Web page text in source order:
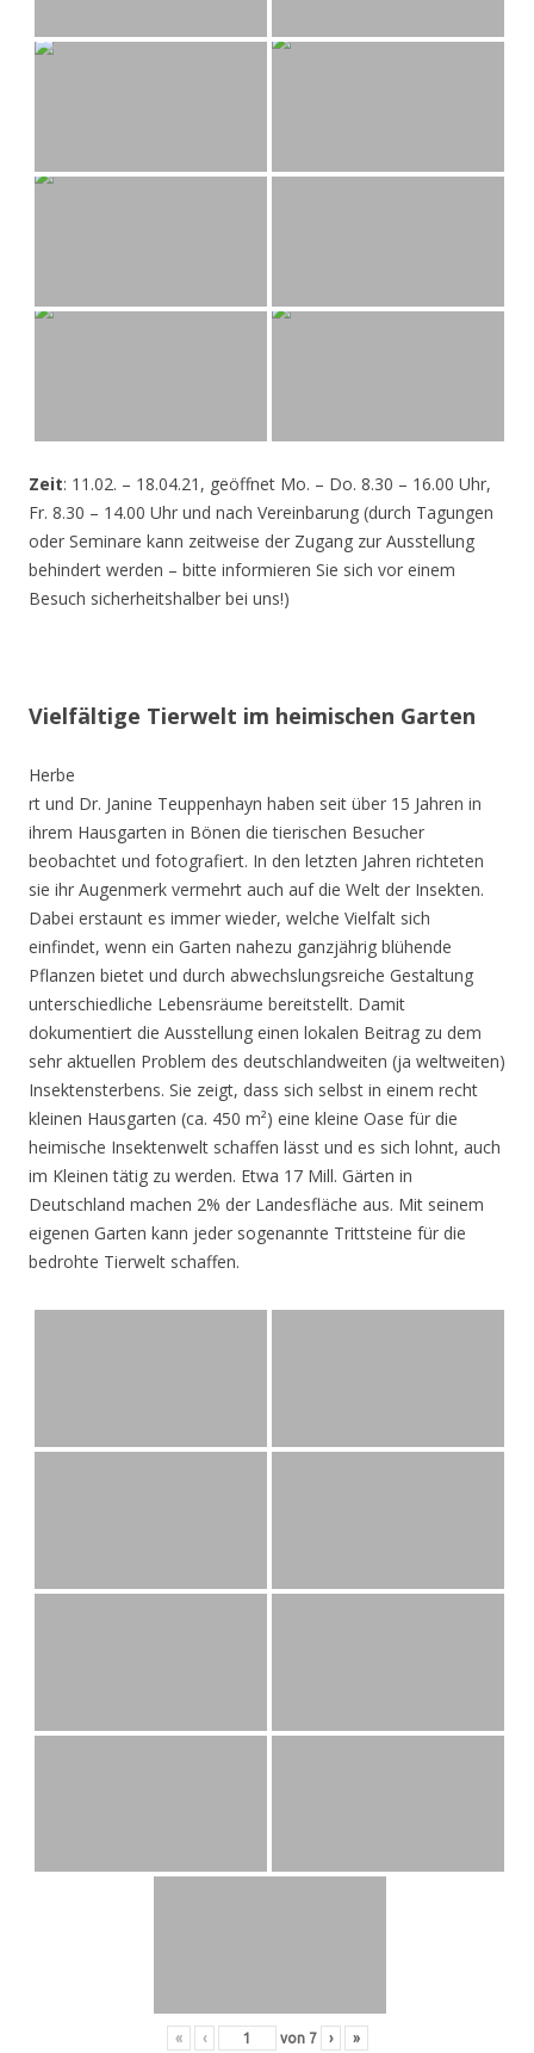
Zeit: 11.02. – 18.04.21, geöffnet Mo. – Do. 8.30 – 16.00 Uhr,
Fr. 8.30 – 14.00 Uhr und nach Vereinbarung (durch Tagungen
oder Seminare kann zeitweise der Zugang zur Ausstellung
behindert werden – bitte informieren Sie sich vor einem
Besuch sicherheitshalber bei uns!)
Vielfältige Tierwelt im heimischen Garten
Herbe
rt und Dr. Janine Teuppenhayn haben seit über 15 Jahren in
ihrem Hausgarten in Bönen die tierischen Besucher
beobachtet und fotografiert. In den letzten Jahren richteten
sie ihr Augenmerk vermehrt auch auf die Welt der Insekten.
Dabei erstaunt es immer wieder, welche Vielfalt sich
einfindet, wenn ein Garten nahezu ganzjährig blühende
Pflanzen bietet und durch abwechslungsreiche Gestaltung
unterschiedliche Lebensräume bereitstellt. Damit
dokumentiert die Ausstellung einen lokalen Beitrag zu dem
sehr aktuellen Problem des deutschlandweiten (ja weltweiten)
Insektensterbens. Sie zeigt, dass sich selbst in einem recht
kleinen Hausgarten (ca. 450 m²) eine kleine Oase für die
heimische Insektenwelt schaffen lässt und es sich lohnt, auch
im Kleinen tätig zu werden. Etwa 17 Mill. Gärten in
Deutschland machen 2% der Landesfläche aus. Mit seinem
eigenen Garten kann jeder sogenannte Trittsteine für die
bedrohte Tierwelt schaffen.
« ‹ von 7 › »